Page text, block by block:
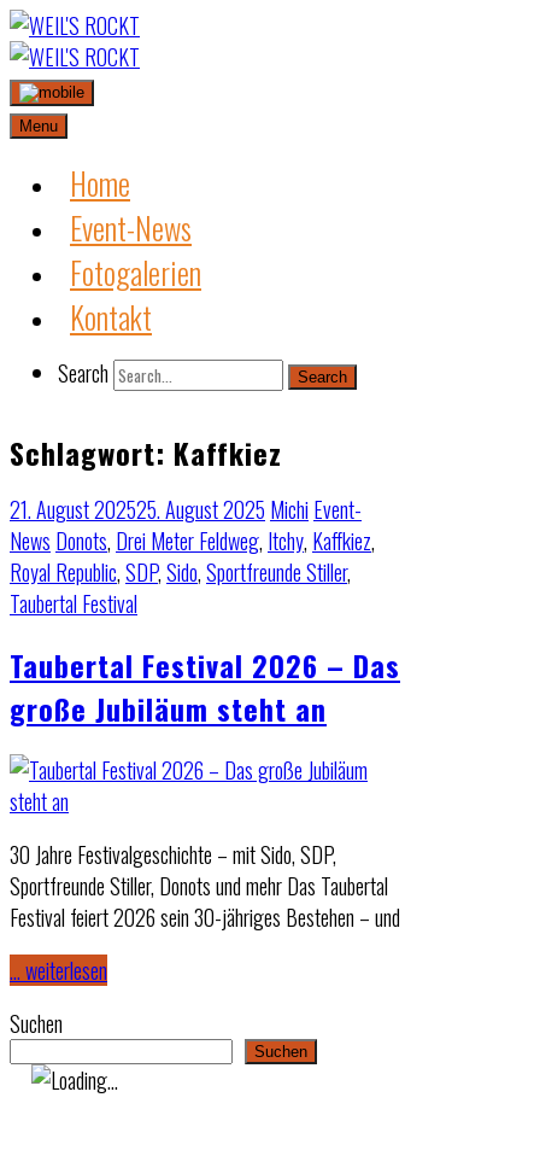
Skip
to
content
Menu
Home
Event-News
Fotogalerien
Kontakt
Search Search
Schlagwort: Kaffkiez
21. August 202525. August 2025 Michi Event-
News Donots, Drei Meter Feldweg, Itchy, Kaffkiez,
Royal Republic,SDP,Sido,Sportfreunde Stiller,
Taubertal Festival
Taubertal Festival 2026 – Das
große Jubiläum steht an
30 Jahre Festivalgeschichte – mit Sido, SDP,
Sportfreunde Stiller, Donots und mehr Das Taubertal
Festival feiert 2026 sein 30-jähriges Bestehen – und
… weiterlesen
Suchen
Suchen